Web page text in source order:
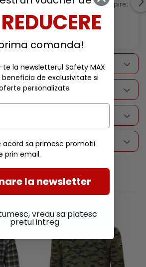
din plasa ce permite pielii sa respire;
flexibila pentru confort maxim;
sezon.
produscomanda!
la newsletterul Safety MAX
de exclusivitate si
personalizate
acord sa primesc promotii
prin email.
la newsletter
vreau sa platesc
pretul intreg